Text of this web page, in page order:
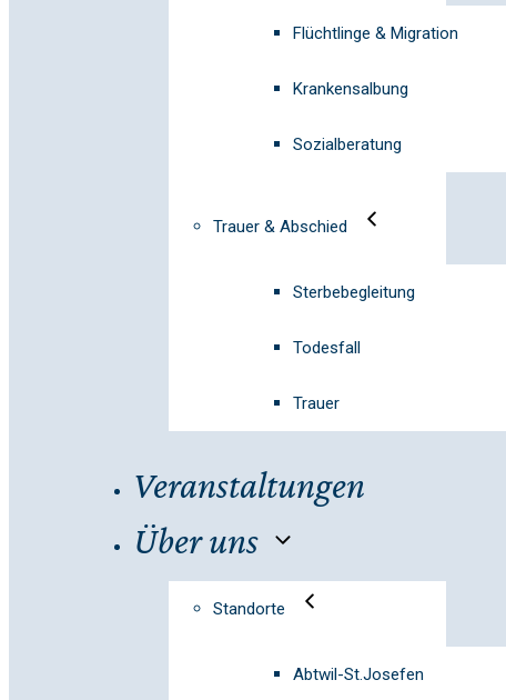
Flüchtlinge & Migration
Krankensalbung
Sozialberatung
Trauer & Abschied
Sterbebegleitung
Todesfall
Trauer
Veranstaltungen
Über uns
Standorte
Abtwil-St.Josefen